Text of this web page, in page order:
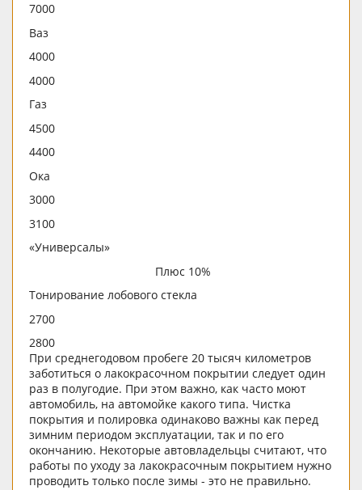
7000
Ваз
4000
4000
Газ
4500
4400
Ока
3000
3100
«Универсалы»
Плюс 10%
Тонирование лобового стекла
2700
2800
При среднегодовом пробеге 20 тысяч километров
заботиться о лакокрасочном покрытии следует один
раз в полугодие. При этом важно, как часто моют
автомобиль, на автомойке какого типа. Чистка
покрытия и полировка одинаково важны как перед
зимним периодом эксплуатации, так и по его
окончанию. Некоторые автовладельцы считают, что
работы по уходу за лакокрасочным покрытием нужно
проводить только после зимы - это не правильно.